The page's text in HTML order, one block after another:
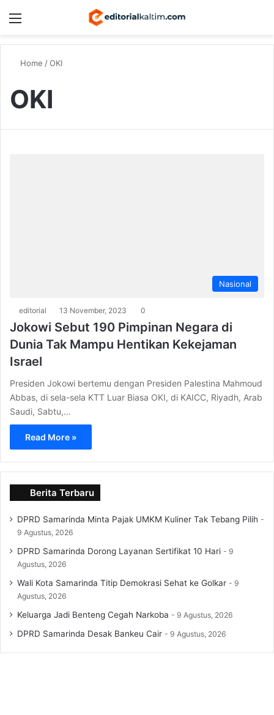
Home /OKI
OKI
Nasional
editorial 13 November, 2023 0
Jokowi Sebut 190 Pimpinan Negara di
Dunia Tak Mampu Hentikan Kekejaman
Israel
Presiden Jokowi bertemu dengan Presiden Palestina Mahmoud
Abbas, di sela-sela KTT Luar Biasa OKI, di KAICC, Riyadh, Arab
Saudi, Sabtu,…
Read More »
Berita Terbaru
DPRD Samarinda Minta Pajak UMKM Kuliner Tak Tebang Pilih
9 Agustus, 2026
DPRD Samarinda Dorong Layanan Sertifikat 10 Hari
9
Agustus, 2026
Wali Kota Samarinda Titip Demokrasi Sehat ke Golkar
9
Agustus, 2026
Keluarga Jadi Benteng Cegah Narkoba 9 Agustus, 2026
DPRD Samarinda Desak Bankeu Cair 9 Agustus, 2026